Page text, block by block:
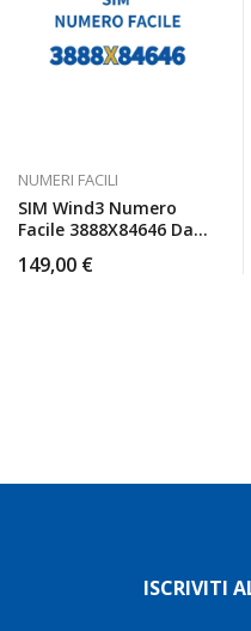
NUMERI FACILI
SIM Wind3 Numero
Facile 3888X84646 Da
149,00 €
ISCRIVITI